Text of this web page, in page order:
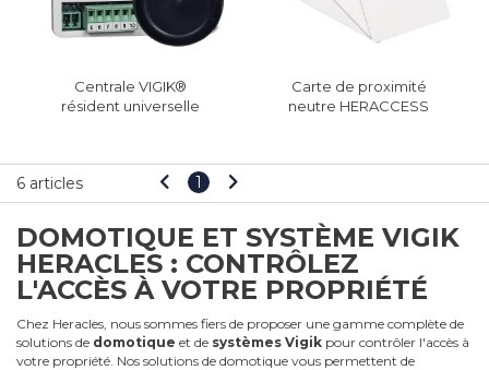
Centrale VIGIK®
résident universelle
Carte de proximité
neutre HERACCESS
6 articles 1
DOMOTIQUE ET SYSTÈME VIGIK
HERACLES : CONTRÔLEZ
L'ACCÈS À VOTRE PROPRIÉTÉ
Chez Heracles, nous sommes fiers de proposer une gamme complète de
solutions de domotique et de systèmes Vigik pour contrôler l'accès à
votre propriété. Nos solutions de domotique vous permettent de